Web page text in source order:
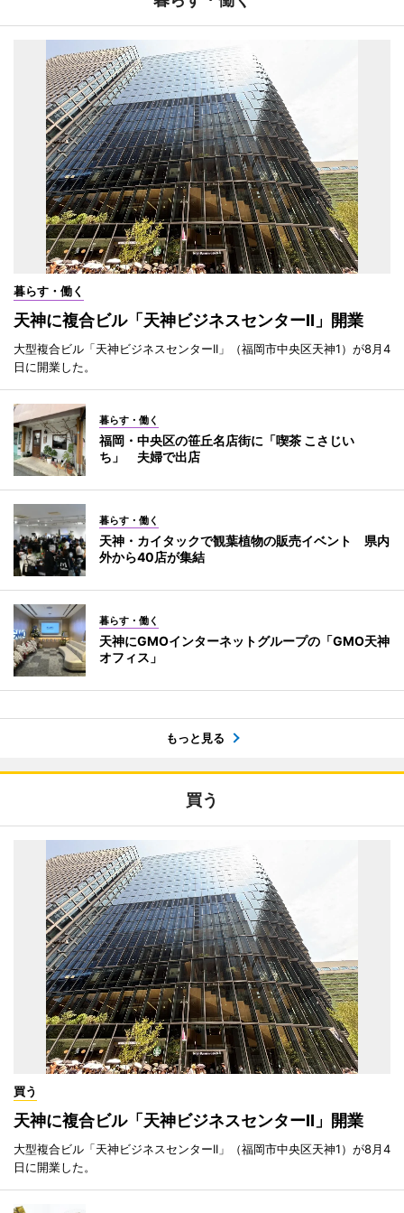
暮らす・働く
天神に複合ビル「天神ビジネスセンターII」開業
大型複合ビル「天神ビジネスセンターII」（福岡市中央区天神1）が8月4
日に開業した。
暮らす・働く
福岡・中央区の笹丘名店街に「喫茶 こさじい
ち」 夫婦で出店
暮らす・働く
天神・カイタックで観葉植物の販売イベント 県内
外から40店が集結
暮らす・働く
天神にGMOインターネットグループの「GMO天神
オフィス」
もっと見る
買う
買う
天神に複合ビル「天神ビジネスセンターII」開業
大型複合ビル「天神ビジネスセンターII」（福岡市中央区天神1）が8月4
日に開業した。